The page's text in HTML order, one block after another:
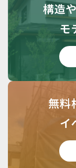
構造
モ
無料
イ